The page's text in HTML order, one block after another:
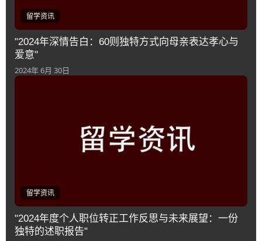
留学资讯
"2024年深情告白：60则独特方式向母亲表达孝心与
爱意"
2024年 6月 30日
留学资讯
"2024年度个人职位转正工作反思与未来展望：一份
独特的述职报告"